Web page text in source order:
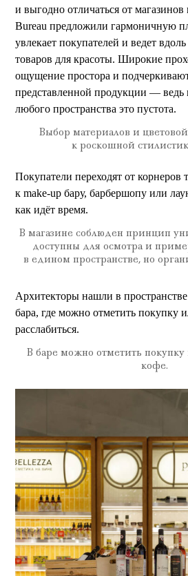
и выгодно отличаться от магазинов
Bureau предложили гармоничную
увлекает покупателей и ведет
товаров для красоты. Широкие
ощущение простора и
представленной продукции — ведь
любого пространства это пустота.
Выбор материалов и
к роскошной
Покупатели переходят от корнеров
к make-up бару, барбершопу или
как идёт время.
В магазине соблюден принцип
доступны для осмотра и
в едином пространстве, но
Архитекторы нашли в
бара, где можно отметить покупку
расслабиться.
В баре можно отметить
кофе.